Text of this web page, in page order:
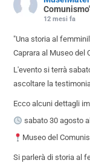
12 mesi fa
"Una storia al
Caprara al Museo del
L'evento si terrà
ascoltare la
Ecco alcuni dettagli
sabato 30 agosto
Museo del
Si parlerà di storia al